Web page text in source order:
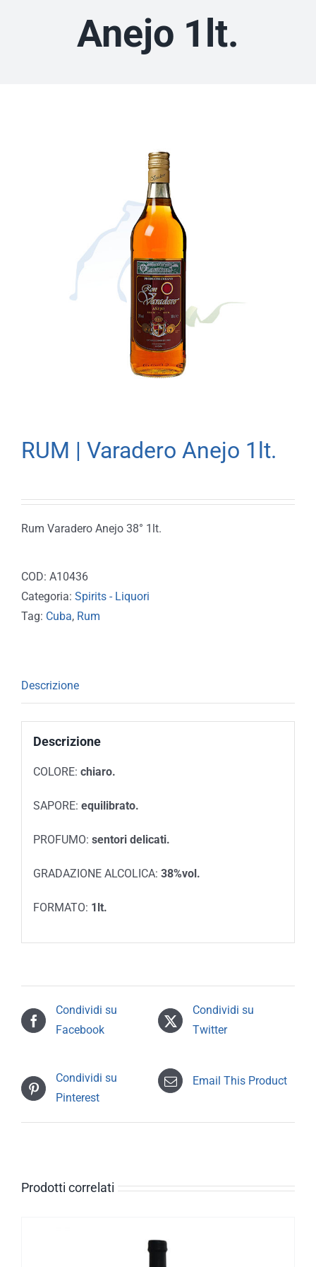
Anejo 1lt.
RUM | Varadero Anejo 1lt.
Rum Varadero Anejo 38° 1lt.
COD: A10436
Categoria: Spirits - Liquori
Tag: Cuba, Rum
Descrizione
Descrizione
COLORE: chiaro.
SAPORE: equilibrato.
PROFUMO: sentori delicati.
GRADAZIONE ALCOLICA: 38%vol.
FORMATO: 1lt.
Condividi su
Facebook
Condividi su
Twitter
Condividi su
Pinterest
Email This Product
Prodotti correlati